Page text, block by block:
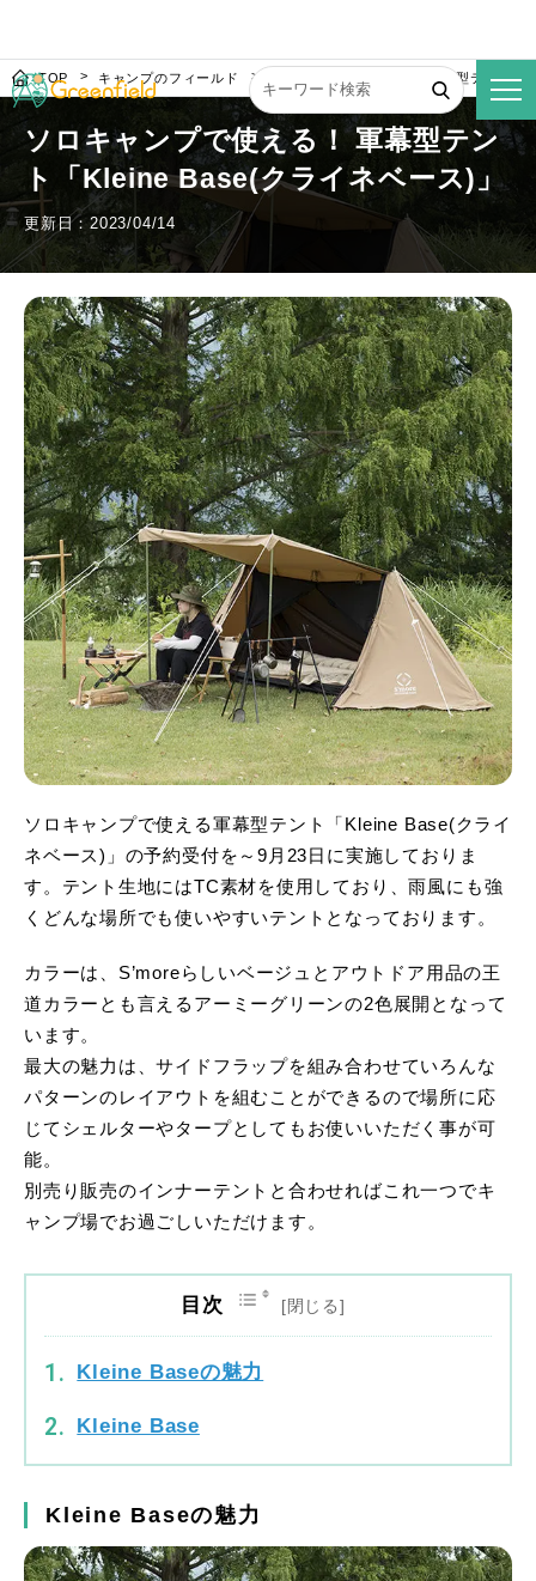
TOP キャンプのフィールド ソロキャンプで使える！ 軍幕型テント
ソロキャンプで使える！ 軍幕型テン
ト「Kleine Base(クライネベース)」
更新日：2023/04/14
ソロキャンプで使える軍幕型テント「Kleine Base(クライ
ネベース)」の予約受付を～9月23日に実施しておりま
す。テント生地にはTC素材を使用しており、雨風にも強
くどんな場所でも使いやすいテントとなっております。
カラーは、S’moreらしいベージュとアウトドア用品の王
道カラーとも言えるアーミーグリーンの2色展開となって
います。
最大の魅力は、サイドフラップを組み合わせていろんな
パターンのレイアウトを組むことができるので場所に応
じてシェルターやタープとしてもお使いいただく事が可
能。
別売り販売のインナーテントと合わせればこれ一つでキ
ャンプ場でお過ごしいただけます。
目次
Kleine Baseの魅力
Kleine Base
Kleine Baseの魅力